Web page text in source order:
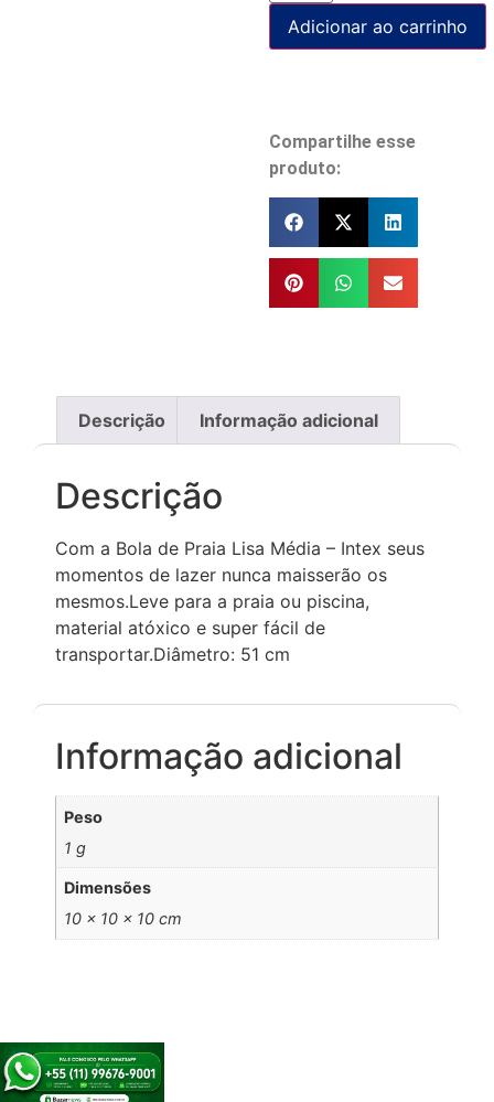
Adicionar ao carrinho
Compartilhe esse
produto:
Descrição Informação adicional
Descrição
Com a Bola de Praia Lisa Média – Intex seus
momentos de lazer nunca maisserão os
mesmos.Leve para a praia ou piscina,
material atóxico e super fácil de
transportar.Diâmetro: 51 cm
Informação adicional
Peso
1 g
Dimensões
10 × 10 × 10 cm